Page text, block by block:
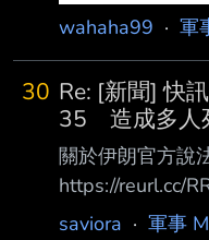
wahaha99 · 軍
30 Re: [新聞] 快
35 造成多人
關於伊朗官方說
https://reurl.cc/
林肯號
saviora · 軍事